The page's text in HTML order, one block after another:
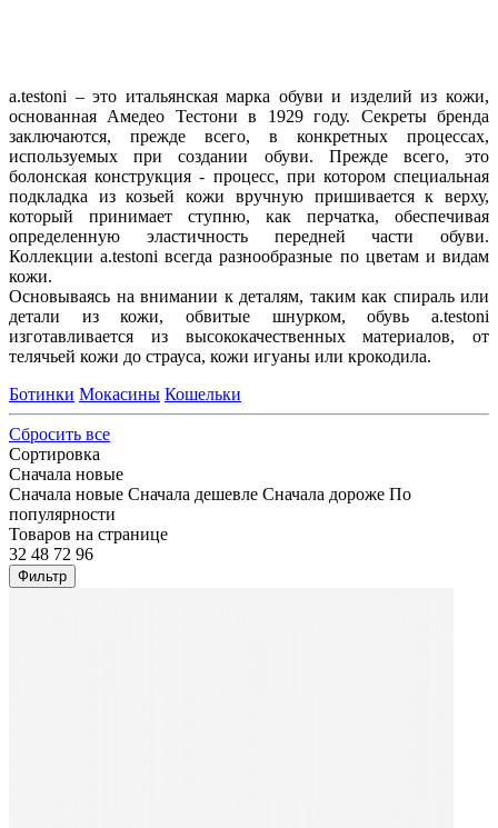
a.testoni – это итальянская марка обуви и изделий из кожи,
основанная Амедео Тестони в 1929 году. Секреты бренда
заключаются, прежде всего, в конкретных процессах,
используемых при создании обуви. Прежде всего, это
болонская конструкция - процесс, при котором специальная
подкладка из козьей кожи вручную пришивается к верху,
который принимает ступню, как перчатка, обеспечивая
определенную эластичность передней части обуви.
Коллекции a.testoni всегда разнообразные по цветам и видам
кожи.
Основываясь на внимании к деталям, таким как спираль или
детали из кожи, обвитые шнурком, обувь a.testoni
изготавливается из высококачественных материалов, от
телячьей кожи до страуса, кожи игуаны или крокодила.
Ботинки Мокасины Кошельки
Сбросить все
Сортировка
Сначала новые
Сначала новые Сначала дешевле Сначала дороже По
популярности
Товаров на странице
32 48 72 96
Фильтр